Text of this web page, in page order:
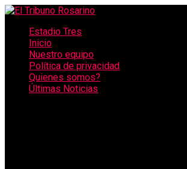
Estadio Tres
Inicio
Nuestro equipo
Política de privacidad
Quienes somos?
Últimas Noticias